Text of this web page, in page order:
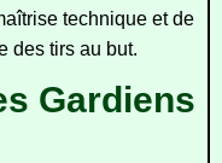
technique et de
des tirs au but.
Gardiens